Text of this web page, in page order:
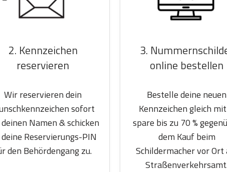
2. Kennzeichen
reservieren
Wir reservieren dein
sofort
Namen & schicken
Reservierungs-PIN
den Behördengang zu.
3.
online bestellen
Bestelle deine neuen
Kennzeichen gleich
spare bis zu 70 %
dem Kauf beim
Schildermacher vor Ort